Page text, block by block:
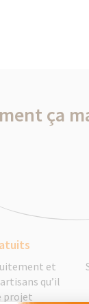
ça
et
qu’il
projet